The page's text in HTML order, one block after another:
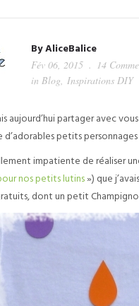
ByAliceBalice
Fév 06, 2015
14
in Blog, Inspirations DIY
aujourd’hui partager avec
d’adorables petits
impatiente de réaliser
nos petits lutins») que
dont un petit